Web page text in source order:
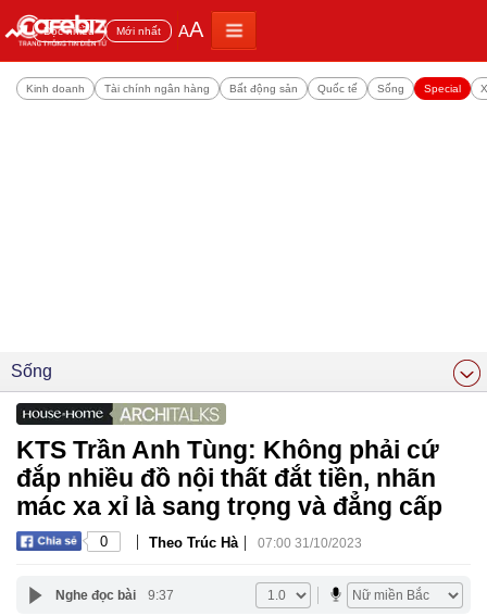
Đọc nhiều Mới nhất AA
Kinh doanh Tài chính ngân hàng Bất động sản Quốc tế Sống Special
Sống
KTS Trần Anh Tùng: Không phải cứ
đắp nhiều đồ nội thất đắt tiền, nhãn
mác xa xỉ là sang trọng và đẳng cấp
0 | Theo Trúc Hà | 07:00 31/10/2023
Nghe đọc bài 9:37